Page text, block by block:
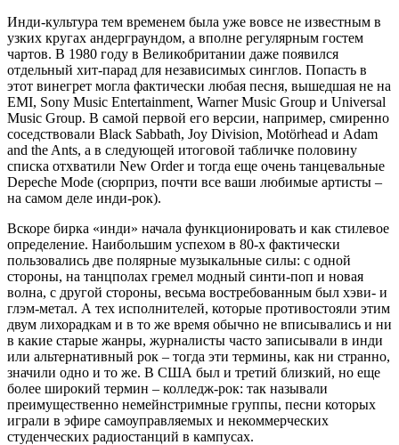
Инди-культура тем временем была уже вовсе не известным в
узких кругах андерграундом, а вполне регулярным гостем
чартов. В 1980 году в Великобритании даже появился
отдельный хит-парад для независимых синглов. Попасть в
этот винегрет могла фактически любая песня, вышедшая не на
EMI, Sony Music Entertainment, Warner Music Group и Universal
Music Group. В самой первой его версии, например, смиренно
соседствовали Black Sabbath, Joy Division, Motörhead и Adam
and the Ants, а в следующей итоговой табличке половину
списка отхватили New Order и тогда еще очень танцевальные
Depeche Mode (сюрприз, почти все ваши любимые артисты –
на самом деле инди-рок).
Вскоре бирка «инди» начала функционировать и как стилевое
определение. Наибольшим успехом в 80-х фактически
пользовались две полярные музыкальные силы: с одной
стороны, на танцполах гремел модный синти-поп и новая
волна, с другой стороны, весьма востребованным был хэви- и
глэм-метал. А тех исполнителей, которые противостояли этим
двум лихорадкам и в то же время обычно не вписывались и ни
в какие старые жанры, журналисты часто записывали в инди
или альтернативный рок – тогда эти термины, как ни странно,
значили одно и то же. В США был и третий близкий, но еще
более широкий термин – колледж-рок: так называли
преимущественно немейнстримные группы, песни которых
играли в эфире самоуправляемых и некоммерческих
студенческих радиостанций в кампусах.